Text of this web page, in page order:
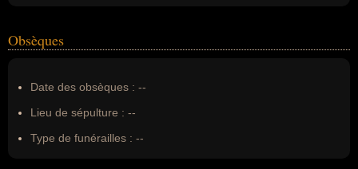
Obsèques
Date des obsèques : --
Lieu de sépulture : --
Type de funérailles : --